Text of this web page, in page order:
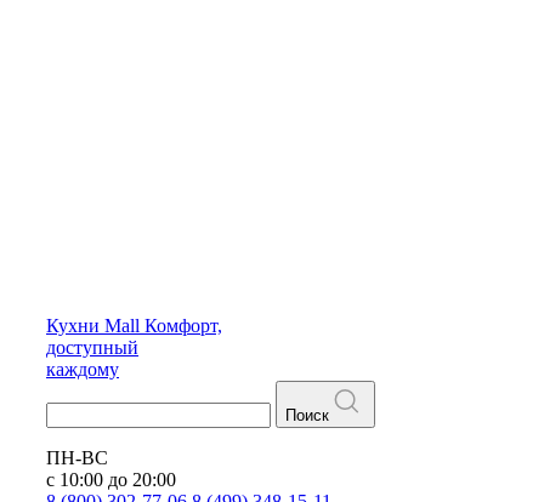
Кухни Mall Комфорт,
доступный
каждому
Поиск
ПН-ВС
с 10:00 до 20:00